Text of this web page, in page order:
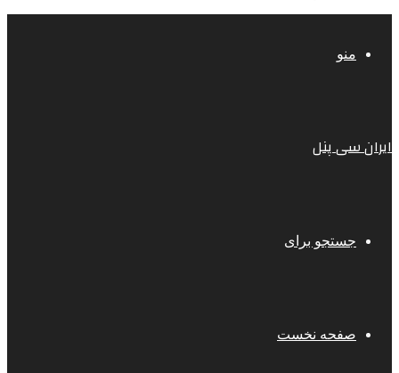
منو
ایران سی پنل
جستجو برای
صفحه نخست